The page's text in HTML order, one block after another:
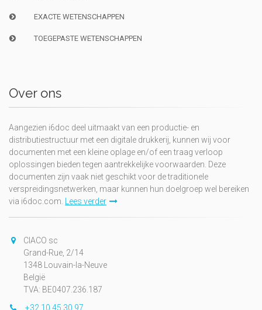
EXACTE WETENSCHAPPEN
TOEGEPASTE WETENSCHAPPEN
Over ons
Aangezien i6doc deel uitmaakt van een productie- en
distributiestructuur met een digitale drukkerij, kunnen wij voor
documenten met een kleine oplage en/of een traag verloop
oplossingen bieden tegen aantrekkelijke voorwaarden. Deze
documenten zijn vaak niet geschikt voor de traditionele
verspreidingsnetwerken, maar kunnen hun doelgroep wel bereiken
via i6doc.com.
Lees verder
CIACO sc
Grand-Rue, 2/14
1348 Louvain-la-Neuve
België
TVA: BE0407.236.187
+32 10 45 30 97